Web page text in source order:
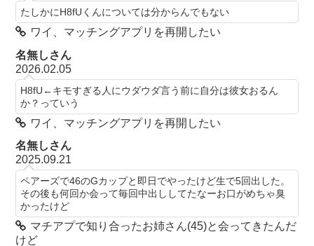
たしかにH8fUくんについては分からんでもない
ワイ、マッチングアプリを再開したい
名無しさん
2026.02.05
H8fU←キモすぎる人にウダウダ言う前に自分は彼女おるん
か？っていう
ワイ、マッチングアプリを再開したい
名無しさん
2025.09.21
ペアーズで46のGカップと即日でやったけど生で5回出した。
その後も何回か会って毎回中出ししてたなーお口がめちゃ臭
かったけど
マチアプで知り合ったお姉さん(45)と会ってきたんだ
けど